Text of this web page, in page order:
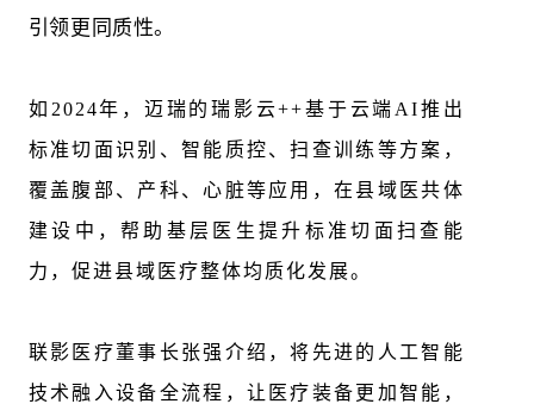
引领更同质性。
如2024年，迈瑞的瑞影云++基于云端AI推出
标准切面识别、智能质控、扫查训练等方案，
覆盖腹部、产科、心脏等应用，在县域医共体
建设中，帮助基层医生提升标准切面扫查能
力，促进县域医疗整体均质化发展。
联影医疗董事长张强介绍，将先进的人工智能
技术融入设备全流程，让医疗装备更加智能，